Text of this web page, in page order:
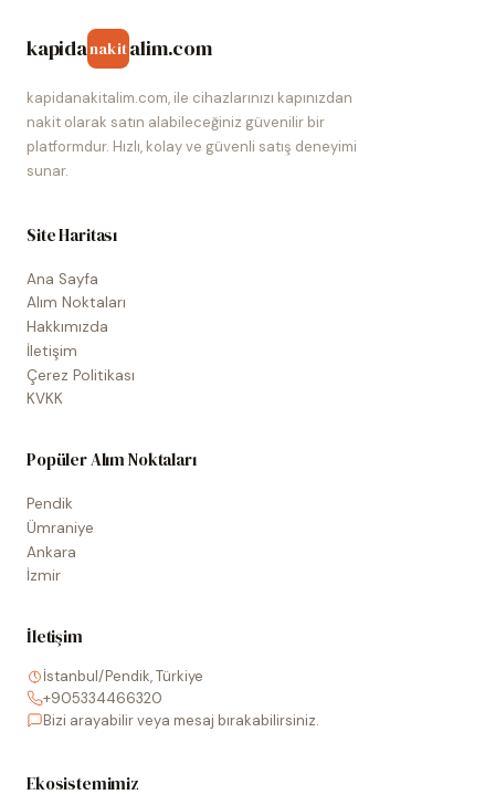
kapidanakitalim.com
kapidanakitalim.com, ile cihazlarınızı kapınızdan
nakit olarak satın alabileceğiniz güvenilir bir
platformdur. Hızlı, kolay ve güvenli satış deneyimi
sunar.
Site Haritası
Ana Sayfa
Alım Noktaları
Hakkımızda
İletişim
Çerez Politikası
KVKK
Popüler Alım Noktaları
Pendik
Ümraniye
Ankara
İzmir
İletişim
İstanbul/Pendik, Türkiye
+905334466320
Bizi arayabilir veya mesaj bırakabilirsiniz.
Ekosistemimiz